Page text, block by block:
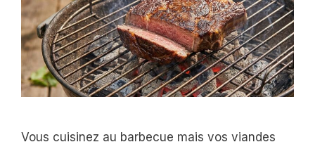
Vous cuisinez au barbecue mais vos viandes